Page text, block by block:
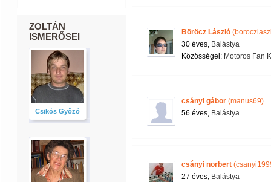
ZOLTÁN
ISMERŐSEI
Csikós Győző
Böröcz László
30 éves, Balástya
Közösségei: Motoros Fan
csányi gábor (manus69)
56 éves, Balástya
csányi norbert
27 éves, Balástya